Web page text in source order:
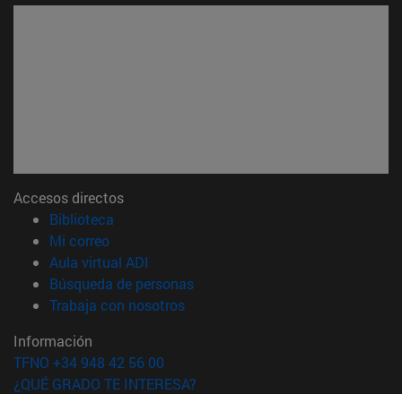
Accesos directos
Biblioteca
Mi correo(abre en nueva ventana)
Aula virtual ADI
Búsqueda de personas(abre en nueva ventana)
Trabaja con nosotros(abre en nueva ventana)
Información
TFNO +34 948 42 56 00
¿QUÉ GRADO TE INTERESA?